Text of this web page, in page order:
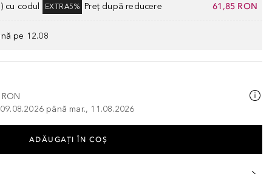
cu codul EXTRA5% Preț după reducere 61,85 RON
pe 12.08
până mar., 11.08.2026
ADĂUGAȚI ÎN COŞ